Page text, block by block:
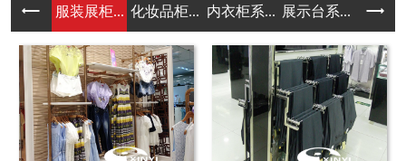
服装展柜... 化妆品柜... 内衣柜系... 展示台系... 中岛